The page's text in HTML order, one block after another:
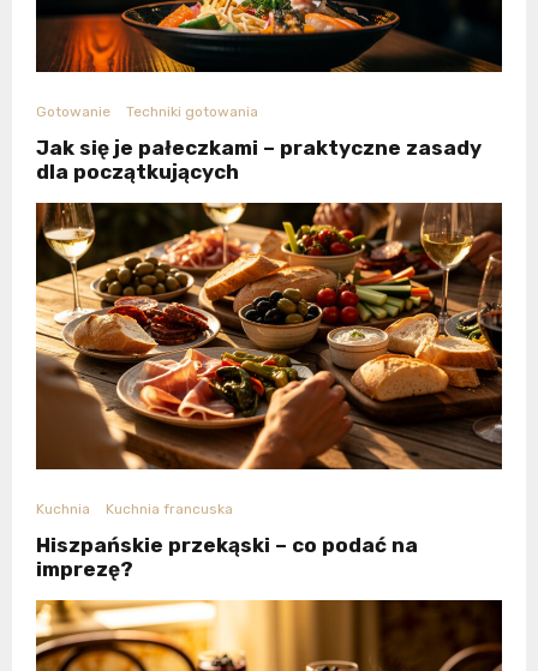
Gotowanie Techniki gotowania
Jak się je pałeczkami – praktyczne zasady
dla początkujących
Kuchnia Kuchnia francuska
Hiszpańskie przekąski – co podać na
imprezę?